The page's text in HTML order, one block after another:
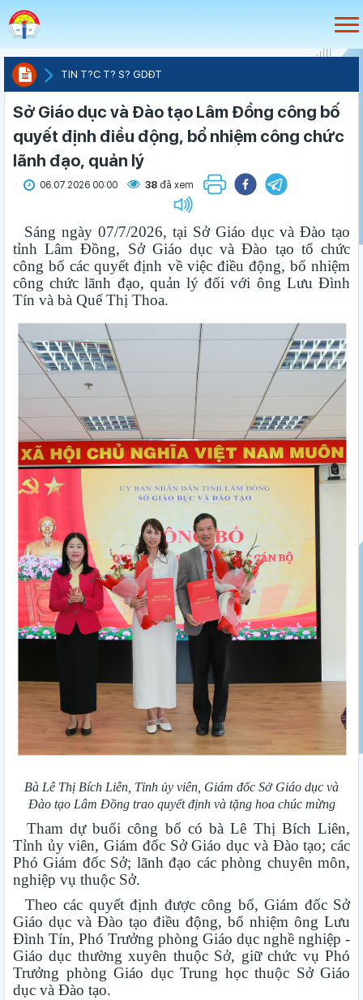
TIN T?C T? S? GDÐT
Sở Giáo dục và Đào tạo Lâm Đồng công bố
quyết định điều động, bổ nhiệm công chức
lãnh đạo, quản lý
06.07.2026 00:00 38 đã xem
Sáng ngày 07/7/2026, tại Sở Giáo dục và Đào tạo
tỉnh Lâm Đồng, Sở Giáo dục và Đào tạo tổ chức
công bố các quyết định về việc điều động, bổ nhiệm
công chức lãnh đạo, quản lý đối với ông Lưu Đình
Tín và bà Quế Thị Thoa.
Bà Lê Thị Bích Liên, Tỉnh ủy viên, Giám đốc Sở Giáo dục và
Đào tạo Lâm Đồng trao quyết định và tặng hoa chúc mừng
Tham dự buổi công bố có bà Lê Thị Bích Liên,
Tỉnh ủy viên, Giám đốc Sở Giáo dục và Đào tạo; các
Phó Giám đốc Sở; lãnh đạo các phòng chuyên môn,
nghiệp vụ thuộc Sở.
Theo các quyết định được công bố, Giám đốc Sở
Giáo dục và Đào tạo điều động, bổ nhiệm ông Lưu
Đình Tín, Phó Trưởng phòng Giáo dục nghề nghiệp -
Giáo dục thường xuyên thuộc Sở, giữ chức vụ Phó
Trưởng phòng Giáo dục Trung học thuộc Sở Giáo
dục và Đào tạo.